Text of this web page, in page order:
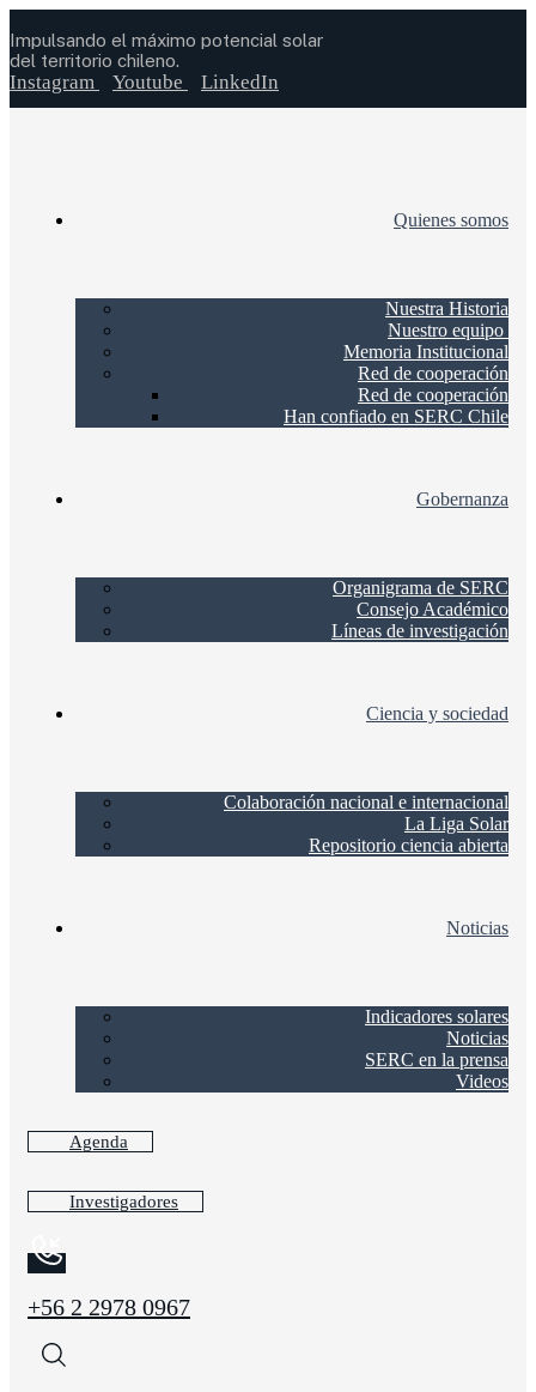
Impulsando el máximo potencial solar
del territorio chileno.
Instagram Youtube LinkedIn
Quienes somos
Nuestra Historia
Nuestro equipo
Memoria Institucional
Red de cooperación
Red de cooperación
Han confiado en SERC Chile
Gobernanza
Organigrama de SERC
Consejo Académico
Líneas de investigación
Ciencia y sociedad
Colaboración nacional e internacional
La Liga Solar
Repositorio ciencia abierta
Noticias
Indicadores solares
Noticias
SERC en la prensa
Videos
Agenda
Investigadores
+56 2 2978 0967